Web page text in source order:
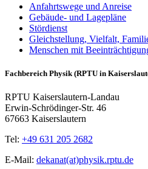
Anfahrtswege und Anreise
Gebäude- und Lagepläne
Stördienst
Gleichstellung, Vielfalt,
Menschen mit
Fachbereich Physik (RPTU in
RPTU Kaiserslautern-Landau
Erwin-Schrödinger-Str. 46
67663 Kaiserslautern
Tel: +49 631 205 2682
E-Mail: dekanat(at)physik.rptu.de